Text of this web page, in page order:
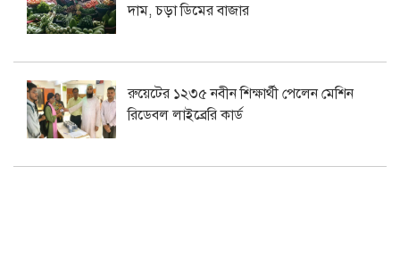
দাম, চড়া ডিমের বাজার
রুয়েটের ১২৩৫ নবীন শিক্ষার্থী পেলেন মেশিন
রিডেবল লাইব্রেরি কার্ড